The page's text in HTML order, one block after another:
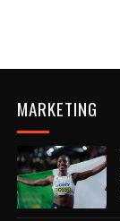
MARKETING